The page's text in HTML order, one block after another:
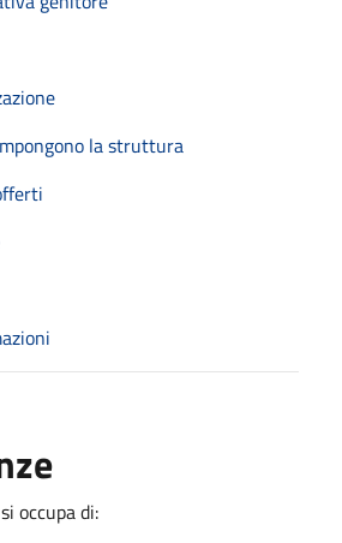
la struttura
occupa di: